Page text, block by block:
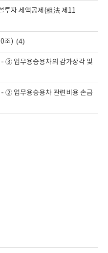
투자 세액공제(租法 제11
조) (4)
③ 업무용승용차의 감가상각 및
② 업무용승용차 관련비용 손금